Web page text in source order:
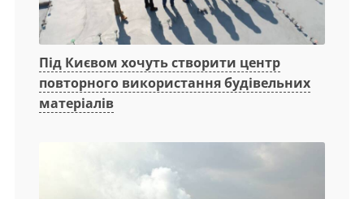
Під Києвом хочуть створити центр
повторного використання будівельних
матеріалів